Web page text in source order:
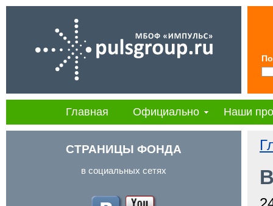
Главная Официально Наши
СТРАНИЦЫ ФОНДА
в социальных сетях